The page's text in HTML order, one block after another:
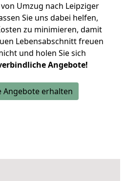
Umzug nach Leipziger
Sie uns dabei helfen,
zu minimieren, damit
Lebensabschnitt freuen
und holen Sie sich
Angebote!
Angebote erhalten